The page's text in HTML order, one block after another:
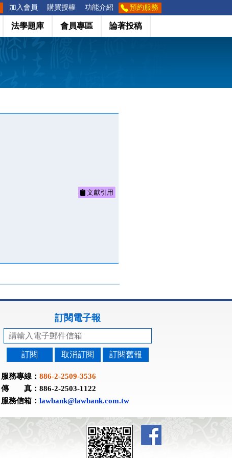
加入會員 購買授權 功能介紹 預約服務
法學題庫 會員專區 論著投稿
文獻引用
訂閱電子報
訂閱 取消訂閱 訂閱舊報
服務專線： 886-2-2509-3536
傳 真：886-2-2503-1122
服務信箱： lawbank@lawbank.com.tw